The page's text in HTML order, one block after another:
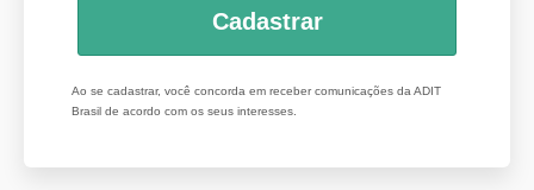
Cadastrar
Ao se cadastrar, você concorda em receber comunicações da ADIT
Brasil de acordo com os seus interesses.